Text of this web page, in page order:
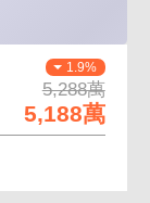
1.9%
5,288萬
5,188萬